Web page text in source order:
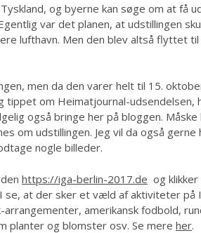
og byerne kan søge om at få
var det planen, at udstillingen
lufthavn. Men den blev altså flyttet
men da den varer helt til 15.
tippet om Heimatjournal-udsendelsen,
også bringe her på bloggen.
om udstillingen. Jeg vil da også
nogle billeder.
https://iga-berlin-2017.de og klikker
se, at der sker et væld af aktiviteter på
amerikansk fodbold,
planter og blomster osv. Se mere her.